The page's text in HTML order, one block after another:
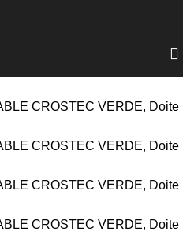
DOITE Y OSPREY